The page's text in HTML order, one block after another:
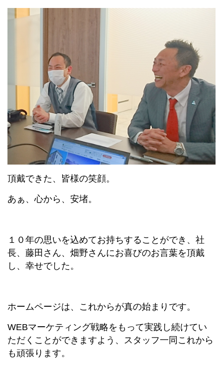
頂戴できた、皆様の笑顔。
あぁ、心から、安堵。
１０年の思いを込めてお持ちすることができ、社
長、藤田さん、畑野さんにお喜びのお言葉を頂戴
し、幸せでした。
ホームページは、これからが真の始まりです。
WEBマーケティング戦略をもって実践し続けてい
ただくことができますよう、スタッフ一同これから
も頑張ります。